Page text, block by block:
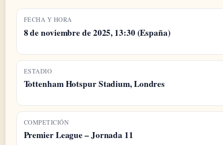
FECHA Y HORA
8 de noviembre de 2025, 13:30 (España)
ESTADIO
Tottenham Hotspur Stadium, Londres
COMPETICIÓN
Premier League – Jornada 11